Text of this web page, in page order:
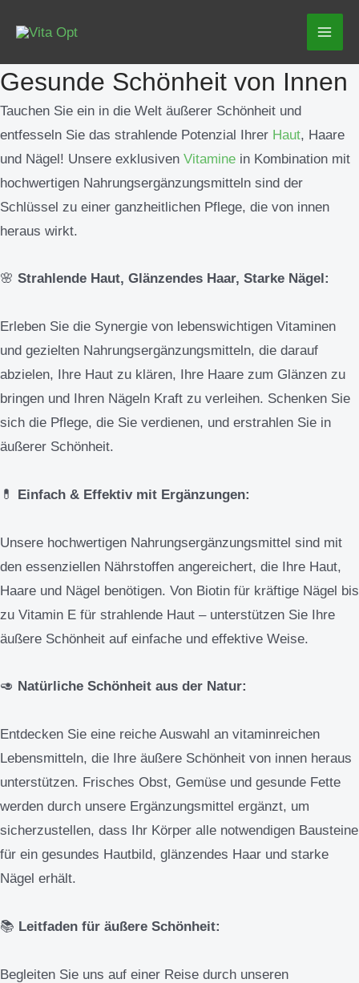
Inhalt
Gesunde Schönheit von Innen
Tauchen Sie ein in die Welt äußerer Schönheit und
entfesseln Sie das strahlende Potenzial Ihrer Haut, Haare
und Nägel! Unsere exklusiven Vitamine in Kombination mit
hochwertigen Nahrungsergänzungsmitteln sind der
Schlüssel zu einer ganzheitlichen Pflege, die von innen
heraus wirkt.
🌸 Strahlende Haut, Glänzendes Haar, Starke Nägel:
Erleben Sie die Synergie von lebenswichtigen Vitaminen
und gezielten Nahrungsergänzungsmitteln, die darauf
abzielen, Ihre Haut zu klären, Ihre Haare zum Glänzen zu
bringen und Ihren Nägeln Kraft zu verleihen. Schenken Sie
sich die Pflege, die Sie verdienen, und erstrahlen Sie in
äußerer Schönheit.
💊 Einfach & Effektiv mit Ergänzungen:
Unsere hochwertigen Nahrungsergänzungsmittel sind mit
den essenziellen Nährstoffen angereichert, die Ihre Haut,
Haare und Nägel benötigen. Von Biotin für kräftige Nägel bis
zu Vitamin E für strahlende Haut – unterstützen Sie Ihre
äußere Schönheit auf einfache und effektive Weise.
🥑 Natürliche Schönheit aus der Natur:
Entdecken Sie eine reiche Auswahl an vitaminreichen
Lebensmitteln, die Ihre äußere Schönheit von innen heraus
unterstützen. Frisches Obst, Gemüse und gesunde Fette
werden durch unsere Ergänzungsmittel ergänzt, um
sicherzustellen, dass Ihr Körper alle notwendigen Bausteine
für ein gesundes Hautbild, glänzendes Haar und starke
Nägel erhält.
📚 Leitfaden für äußere Schönheit:
Begleiten Sie uns auf einer Reise durch unseren